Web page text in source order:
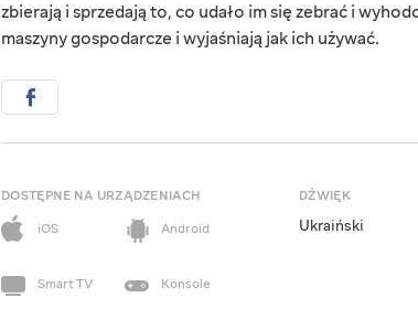
zbierają i sprzedają to, co udało im się zebrać i
maszyny gospodarcze i wyjaśniają jak ich używać.
DOSTĘPNE NA URZĄDZENIACH
iOS
Android
Smart TV Konsole
DŹWIĘK
Ukraiński